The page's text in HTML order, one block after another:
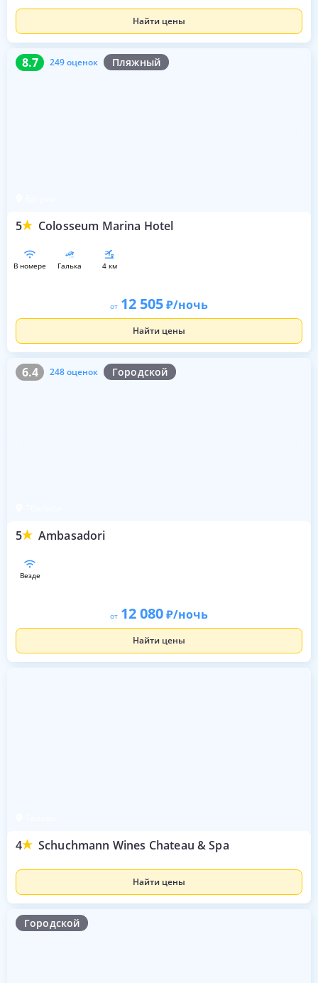
Найти цены
8.7 249 оценок Пляжный
5 Colosseum Marina Hotel
8.7 249 оценок
в номере галька 4 км
от 12 505 /ночь
Найти цены
6.4 248 оценок Городской
5 Ambasadori
6.4 248 оценок
везде
от 12 080 /ночь
Найти цены
4 Schuchmann Wines Chateau & Spa
Найти цены
Городской